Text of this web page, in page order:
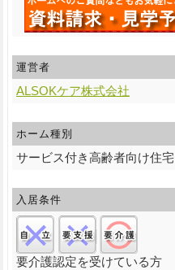
運営者
ALSOKケア株式会社
ホーム種別
サービス付き高齢者向け住宅
入居条件
要介護認定を受けている方